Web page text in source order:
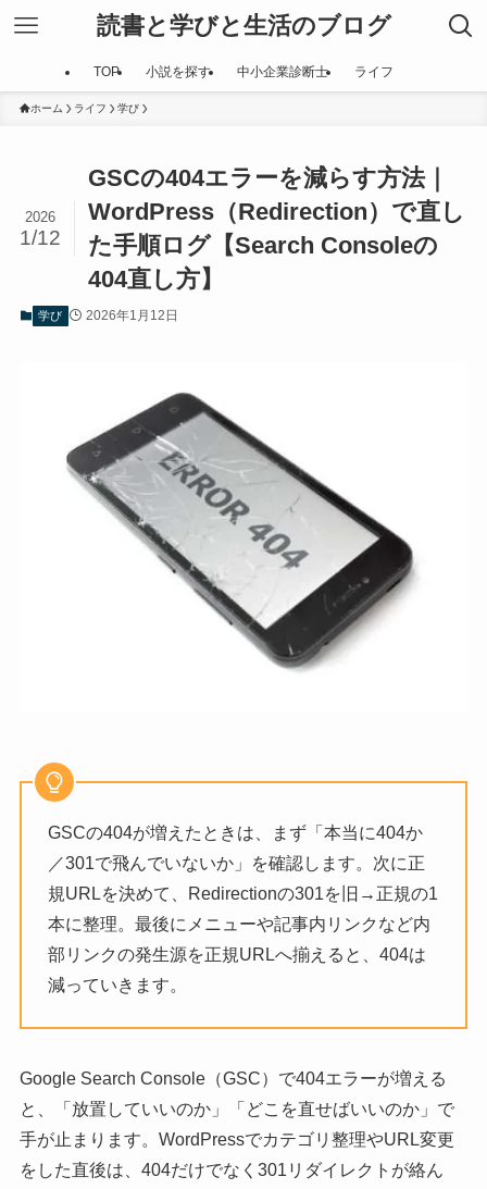
読書と学びと生活のブログ
TOP 小説を探す 中小企業診断士 ライフ
ホーム ライフ 学び
GSCの404エラーを減らす方法｜
WordPress（Redirection）で直し
た手順ログ【Search Consoleの
404直し方】
2026
1/12
学び 2026年1月12日
GSCの404が増えたときは、まず「本当に404か
／301で飛んでいないか」を確認します。次に正
規URLを決めて、Redirectionの301を旧→正規の1
本に整理。最後にメニューや記事内リンクなど内
部リンクの発生源を正規URLへ揃えると、404は
減っていきます。
Google Search Console（GSC）で404エラーが増える
と、「放置していいのか」「どこを直せばいいのか」で
手が止まります。WordPressでカテゴリ整理やURL変更
をした直後は、404だけでなく301リダイレクトが絡ん